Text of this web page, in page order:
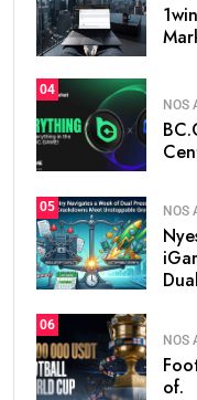
04
NOS
05 NOS
06
NOS
of.